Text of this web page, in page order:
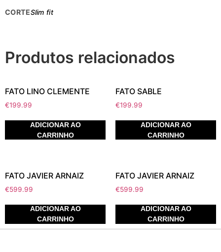
CORTESlim fit
Produtos relacionados
FATO LINO CLEMENTE
€199.99
ADICIONAR AO
CARRINHO
FATO SABLE
€199.99
ADICIONAR AO
CARRINHO
FATO JAVIER ARNAIZ
€599.99
ADICIONAR AO
CARRINHO
FATO JAVIER ARNAIZ
€599.99
ADICIONAR AO
CARRINHO